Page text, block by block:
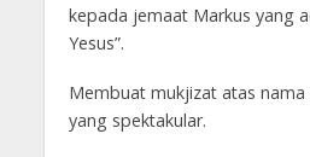
kepada jemaat Markus yang
Yesus”.
Membuat mukjizat atas nama
yang spektakular.